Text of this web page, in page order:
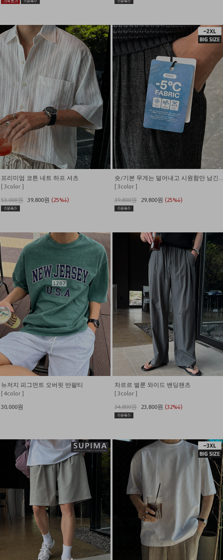
프리미엄 코튼 네트 하프 셔츠
[ 3color ]
53,000원 39,800원 (25%↓)
[ 3color ]
39,800원
29,800원 (25%↓)
뉴저지 피그먼트 오버핏 반팔티
[ 4color ]
30,000원
차르르 벌룬 와이드 밴딩팬츠
[ 3color ]
34,800원
23,800원 (32%↓)